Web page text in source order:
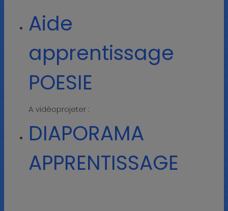
Aide
apprentissage
POESIE
A vidéoprojeter :
DIAPORAMA
APPRENTISSAGE